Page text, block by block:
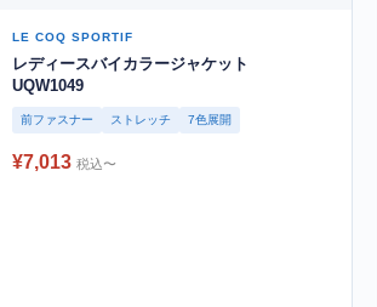
LE COQ SPORTIF
レディースバイカラージャケット
UQW1049
前ファスナー ストレッチ 7色展開
¥7,013 税込〜